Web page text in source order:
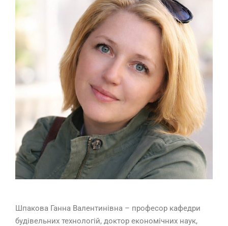
Шпакова Ганна Валентинівна – професор кафедри
будівельних технологій, доктор економічних наук,